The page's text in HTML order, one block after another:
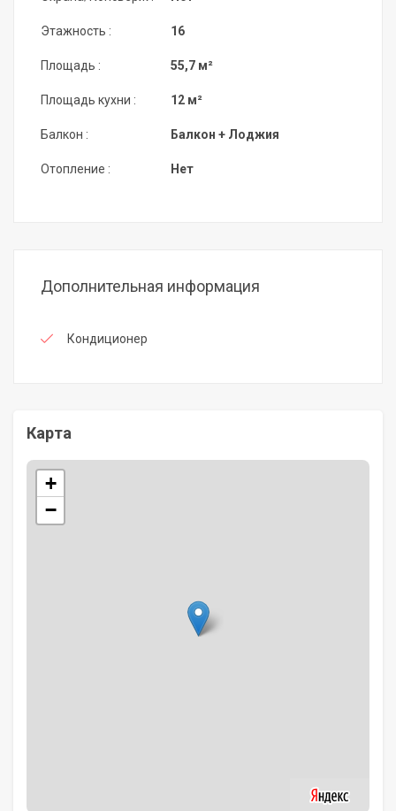
Этажность :
Площадь :
Площадь кухни :
Балкон :
Отопление :
16
55,7 м²
12 м²
Балкон + Лоджия
Нет
Дополнительная информация
Кондиционер
Карта
+
−